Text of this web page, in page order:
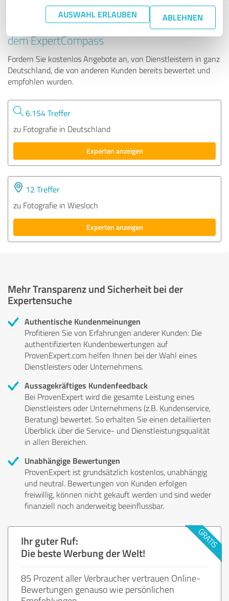
AUSWAHL ERLAUBEN ABLEHNEN
Tipp: Die passenden Experten finden - mit
dem ExpertCompass
Fordern Sie kostenlos Angebote an, von Dienstleistern in ganz
Deutschland, die von anderen Kunden bereits bewertet und
empfohlen wurden.
6.154 Treffer
zu Fotografie in Deutschland
Experten anzeigen
12 Treffer
zu Fotografie in Wiesloch
Experten anzeigen
Mehr Transparenz und Sicherheit bei der
Expertensuche
Authentische Kundenmeinungen
Profitieren Sie von Erfahrungen anderer Kunden: Die
authentifizierten Kundenbewertungen auf
ProvenExpert.com helfen Ihnen bei der Wahl eines
Dienstleisters oder Unternehmens.
Aussagekräftiges Kundenfeedback
Bei ProvenExpert wird die gesamte Leistung eines
Dienstleisters oder Unternehmens (z.B. Kundenservice,
Beratung) bewertet. So erhalten Sie einen detaillierten
Überblick über die Service- und Dienstleistungsqualität
in allen Bereichen.
Unabhängige Bewertungen
ProvenExpert ist grundsätzlich kostenlos, unabhängig
und neutral. Bewertungen von Kunden erfolgen
freiwillig, können nicht gekauft werden und sind weder
finanziell noch anderweitig beeinflussbar.
Ihr guter Ruf:
Die beste Werbung der Welt!
85 Prozent aller Verbraucher vertrauen Online-
Bewertungen genauso wie persönlichen